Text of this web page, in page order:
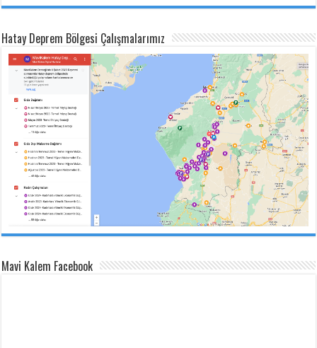
Hatay Deprem Bölgesi Çalışmalarımız
Mavi Kalem Facebook